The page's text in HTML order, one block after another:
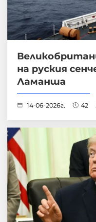
на руския
Ламанша
14-06-2026г. 42